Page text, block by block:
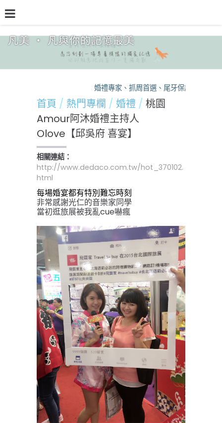
凡美 ‧ 凡與你的記憶最美
預約檔期
婚禮專家、抓周首選、尾牙保證，凡美，
首頁 熱門專欄 婚禮
桃園
Amour阿沐婚禮主持人
Olove【邱吳府 喜宴】
相關連結：
http://www.dedaco.com.tw/hot_370102.
html
每場婚宴都有特別難忘時刻
非常感謝光仁的音樂家同學
當初逛旅展被我亂cue嚇瘋